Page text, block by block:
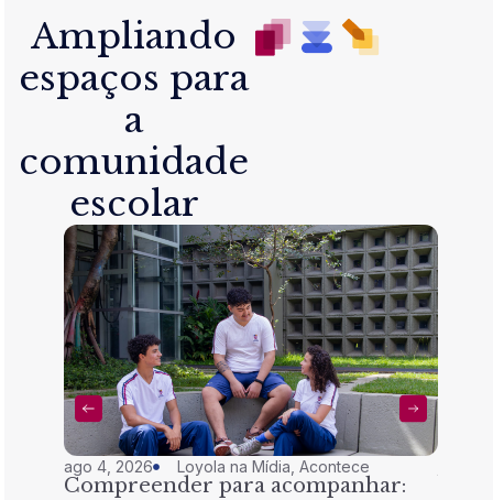
Ampliando
espaços para
a
comunidade
escolar
ago 4, 2026 Loyola na Mídia ,Acontece
Compreender para acompanhar: